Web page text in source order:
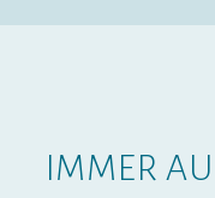
IMMER